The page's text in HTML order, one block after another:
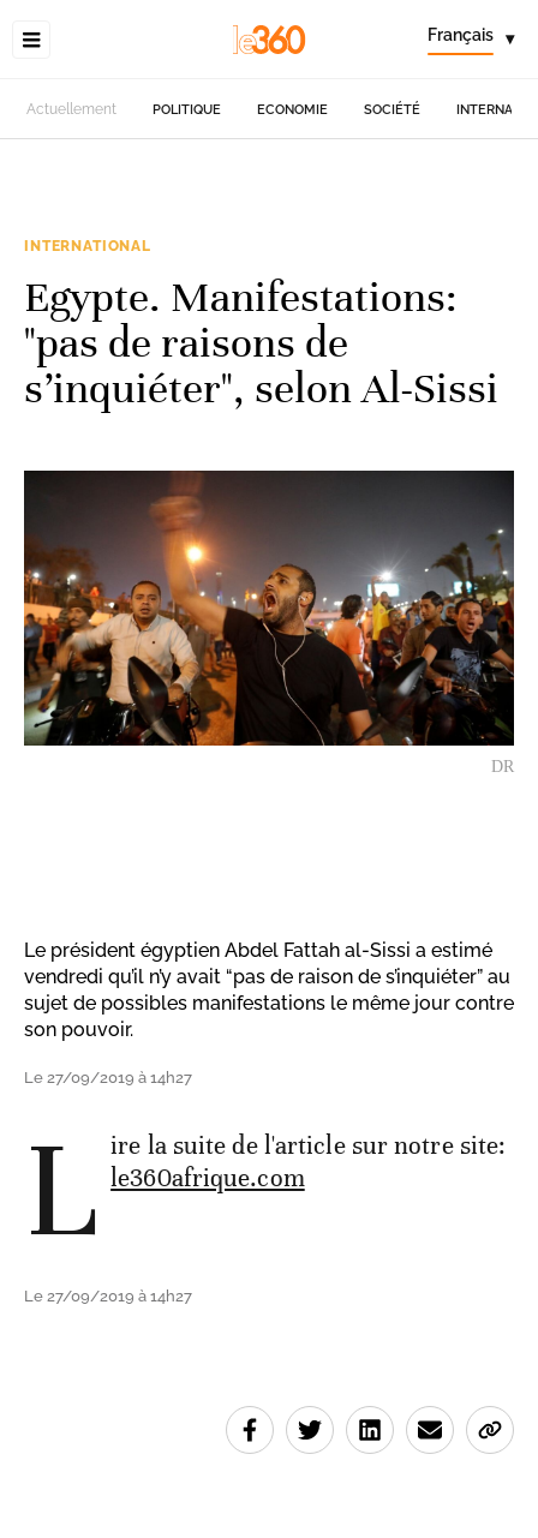
Français ▾
Actuellement POLITIQUE ECONOMIE SOCIÉTÉ
INTERNATIONAL
Egypte. Manifestations:
"pas de raisons de
s’inquiéter", selon Al-Sissi
DR
Le président égyptien Abdel Fattah al-Sissi a estimé
vendredi qu’il n’y avait “pas de raison de s’inquiéter” au
sujet de possibles manifestations le même jour contre
son pouvoir.
Le 27/09/2019 à 14h27
L ire la suite de l'article sur notre site:
le360afrique.com
Le 27/09/2019 à 14h27